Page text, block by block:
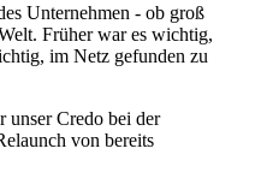
Unternehmen - ob groß
Früher war es wichtig,
im Netz gefunden zu
unser Credo bei der
von bereits